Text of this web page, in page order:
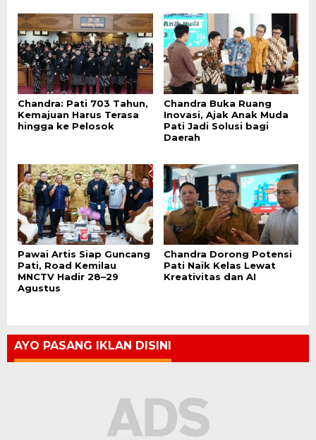
Chandra: Pati 703 Tahun,
Kemajuan Harus Terasa
hingga ke Pelosok
Chandra Buka Ruang
Inovasi, Ajak Anak Muda
Pati Jadi Solusi bagi
Daerah
Pawai Artis Siap Guncang
Pati, Road Kemilau
MNCTV Hadir 28–29
Agustus
Chandra Dorong Potensi
Pati Naik Kelas Lewat
Kreativitas dan AI
AYO PASANG IKLAN DISINI